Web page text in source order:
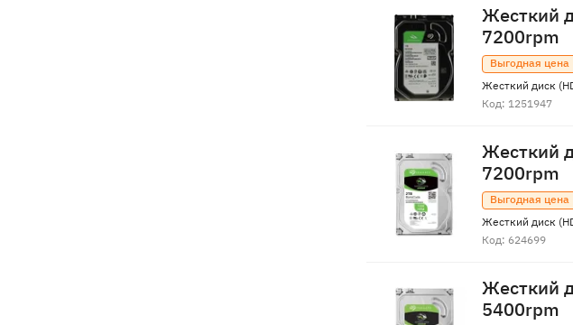
Жесткий
7200rpm
Выгодная цена
Жесткий диск
Код: 1251947
Жесткий
7200rpm
Выгодная цена
Жесткий диск
Код: 624699
Жесткий
5400rpm